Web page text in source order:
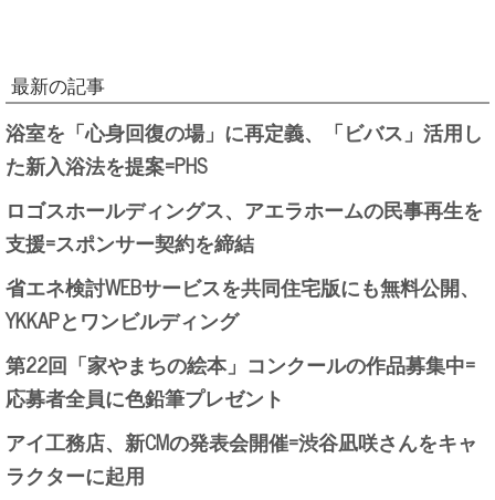
最新の記事
浴室を「心身回復の場」に再定義、「ビバス」活用し
た新入浴法を提案=PHS
ロゴスホールディングス、アエラホームの民事再生を
支援=スポンサー契約を締結
省エネ検討WEBサービスを共同住宅版にも無料公開、
YKKAPとワンビルディング
第22回「家やまちの絵本」コンクールの作品募集中=
応募者全員に色鉛筆プレゼント
アイ工務店、新CMの発表会開催=渋谷凪咲さんをキャ
ラクターに起用